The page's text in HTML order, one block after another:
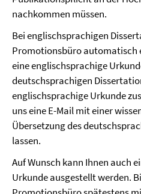
nachkommen müssen.
Bei englischsprachigen
Promotionsbüro automatisch
eine englischsprachige
deutschsprachigen
englischsprachige Urkunde
uns eine E-Mail mit einer
Übersetzung des
lassen.
Auf Wunsch kann Ihnen auch
Urkunde ausgestellt werden.